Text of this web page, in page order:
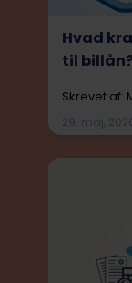
Hvad
til
Skrevet af:
29. maj,